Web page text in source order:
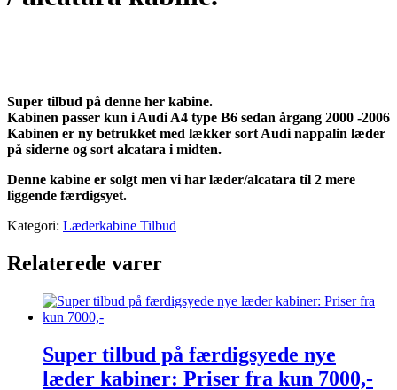
Super tilbud på denne her kabine.
Kabinen passer kun i Audi A4 type B6 sedan årgang 2000 -2006
Kabinen er ny betrukket med lækker sort Audi nappalin læder
på siderne og sort alcatara i midten.
Denne kabine er solgt men vi har læder/alcatara til 2 mere
liggende færdigsyet.
Kategori: Læderkabine Tilbud
Relaterede varer
Super tilbud på færdigsyede nye
læder kabiner: Priser fra kun 7000,-